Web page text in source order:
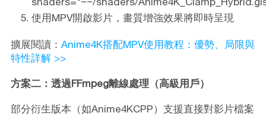
使用MPV開啟影片，畫質增強效果將即時呈現
擴展閱讀： Anime4K搭配MPV使用教程：優勢、局限與
特性詳解 >>
方案二：透過FFmpeg離線處理（高級用戶）
部分衍生版本（如Anime4KCPP）支援直接對影片檔案